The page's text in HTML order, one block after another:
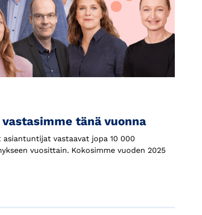
tänä vuonna
vastaavat jopa 10 000
vuosittain. Kokosimme vuoden 2025